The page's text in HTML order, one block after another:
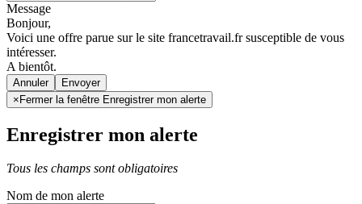
Message
Bonjour,
Voici une offre parue sur le site francetravail.fr susceptible de vous
intéresser.
A bientôt.
Annuler
×Fermer la fenêtre Enregistrer mon alerte
Enregistrer mon alerte
Tous les champs sont obligatoires
Nom de mon alerte